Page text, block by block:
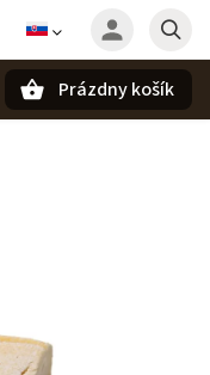
Prázdny košík